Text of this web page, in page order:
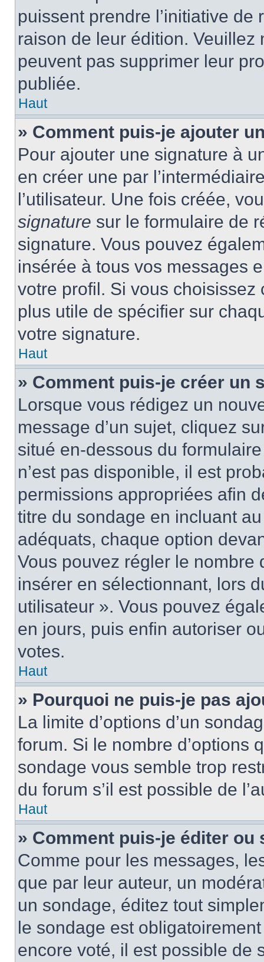
puissent prendre l’initiative
raison de leur édition.
peuvent pas supprimer leur
publiée.
Haut
» Comment puis-je ajouter
Pour ajouter une signature à
en créer une par
l’utilisateur. Une fois créée,
signature sur le formulaire de
signature. Vous pouvez
insérée à tous vos messages
votre profil. Si vous
plus utile de spécifier sur
votre signature.
Haut
» Comment puis-je créer un
Lorsque vous rédigez un
message d’un sujet, cliquez
situé en-dessous du
n’est pas disponible, il est
permissions appropriées afin
titre du sondage en incluant
adéquats, chaque option
Vous pouvez régler le nombre
insérer en sélectionnant, lors
utilisateur ». Vous pouvez
en jours, puis enfin autoriser
votes.
Haut
» Pourquoi ne puis-je pas
La limite d’options d’un
forum. Si le nombre d’options
sondage vous semble trop
du forum s’il est possible de
Haut
» Comment puis-je éditer ou
Comme pour les messages,
que par leur auteur, un
un sondage, éditez tout
le sondage est
encore voté, il est possible de